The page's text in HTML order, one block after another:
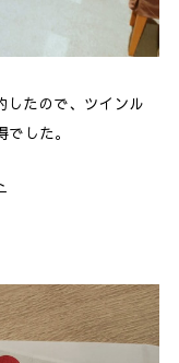
たので、ツインル
した。